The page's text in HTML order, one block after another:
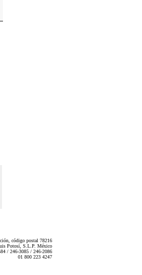
código postal 78216
Potosí, S.L.P. México
/ 246-3085 / 246-2086
01 800 223 4247